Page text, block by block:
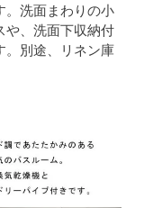
。洗面まわりの小
や、洗面下収納付
。別途、リネン庫